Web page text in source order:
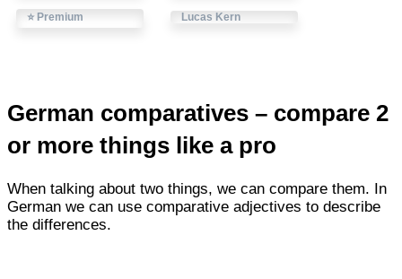
⭐ Premium Lucas Kern
German comparatives – compare 2
or more things like a pro
When talking about two things, we can compare them. In
German we can use comparative adjectives to describe
the differences.